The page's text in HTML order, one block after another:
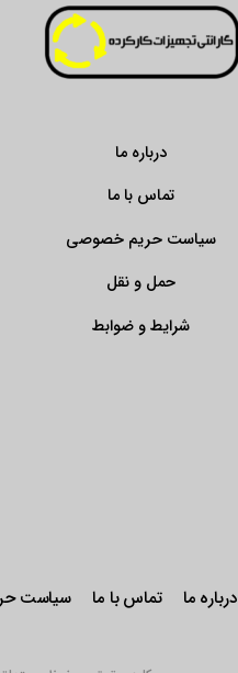
درباره ما
تماس با ما
سیاست حریم خصوصی
حمل و نقل
شرایط و ضوابط
درباره ما تماس با ما سیاست